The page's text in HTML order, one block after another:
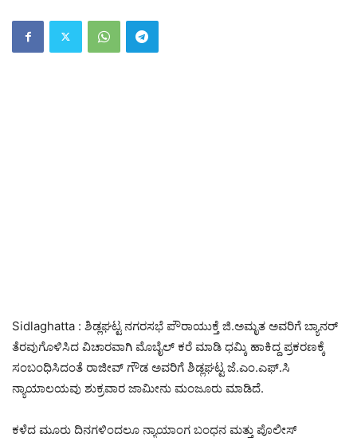
Sidlaghatta : ಶಿಡ್ಲಘಟ್ಟ ನಗರಸಭೆ ಪೌರಾಯುಕ್ತೆ ಜಿ.ಅಮೃತ ಅವರಿಗೆ ಬ್ಯಾನರ್
ತೆರವುಗೊಳಿಸಿದ ವಿಚಾರವಾಗಿ ಮೊಬೈಲ್ ಕರೆ ಮಾಡಿ ಧಮ್ಕಿ ಹಾಕಿದ್ದ ಪ್ರಕರಣಕ್ಕೆ
ಸಂಬಂಧಿಸಿದಂತೆ ರಾಜೀವ್ ಗೌಡ ಅವರಿಗೆ ಶಿಡ್ಲಘಟ್ಟ ಜೆ.ಎಂ.ಎಫ್.ಸಿ
ನ್ಯಾಯಾಲಯವು ಶುಕ್ರವಾರ ಜಾಮೀನು ಮಂಜೂರು ಮಾಡಿದೆ.
ಕಳೆದ ಮೂರು ದಿನಗಳಿಂದಲೂ ನ್ಯಾಯಾಂಗ ಬಂಧನ ಮತ್ತು ಪೊಲೀಸ್